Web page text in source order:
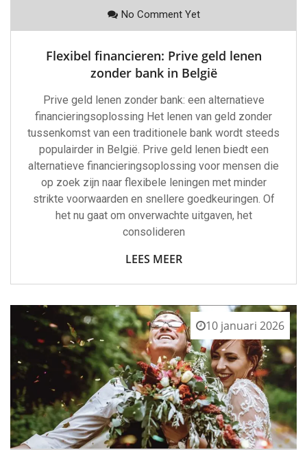
No Comment Yet
Flexibel financieren: Prive geld lenen
zonder bank in België
Prive geld lenen zonder bank: een alternatieve
financieringsoplossing Het lenen van geld zonder
tussenkomst van een traditionele bank wordt steeds
populairder in België. Prive geld lenen biedt een
alternatieve financieringsoplossing voor mensen die
op zoek zijn naar flexibele leningen met minder
strikte voorwaarden en snellere goedkeuringen. Of
het nu gaat om onverwachte uitgaven, het
consolideren
LEES MEER
10 januari 2026